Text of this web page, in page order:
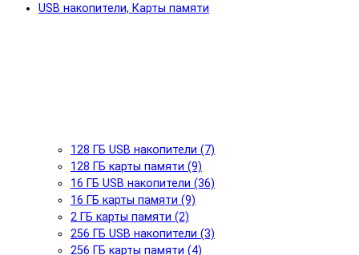
USB накопители, Карты памяти
128 ГБ USB накопители (7)
128 ГБ карты памяти (9)
16 ГБ USB накопители (36)
16 ГБ карты памяти (9)
2 ГБ карты памяти (2)
256 ГБ USB накопители (3)
256 ГБ карты памяти (4)